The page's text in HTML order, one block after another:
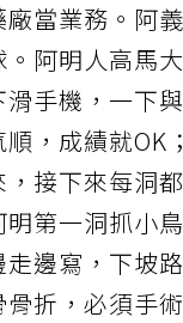
當業務。阿
阿明人高馬
手機，一下
，成績就OK
接下來每洞
第一洞抓小
邊寫，下坡
折，必須手術